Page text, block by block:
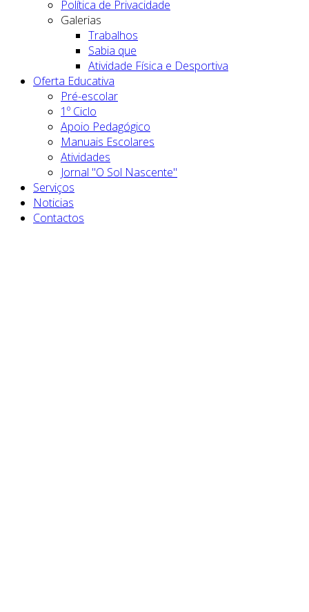
Política de Privacidade
Galerias
Trabalhos
Sabia que
Atividade Física e Desportiva
Oferta Educativa
Pré-escolar
1º Ciclo
Apoio Pedagógico
Manuais Escolares
Atividades
Jornal "O Sol Nascente"
Serviços
Noticias
Contactos